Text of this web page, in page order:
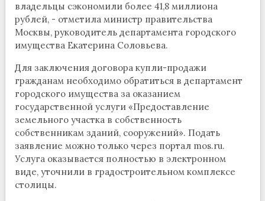
владельцы сэкономили более 41,8 миллиона
рублей, - отметила министр правительства
Москвы, руководитель департамента городского
имущества Екатерина Соловьева.
Для заключения договора купли-продажи
гражданам необходимо обратиться в департамент
городского имущества за оказанием
государственной услуги «Предоставление
земельного участка в собственность
собственникам зданий, сооружений». Подать
заявление можно только через портал mos.ru.
Услуга оказывается полностью в электронном
виде, уточнили в градостроительном комплексе
столицы.